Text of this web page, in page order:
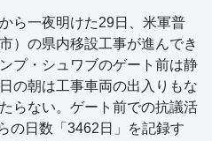
ら一夜明けた29日、米軍普
）の県内移設工事が進んでき
プ・シュワブのゲート前は静
の朝は工事車両の出入りもな
らない。ゲート前での抗議活
の日数「3462日」を記録す